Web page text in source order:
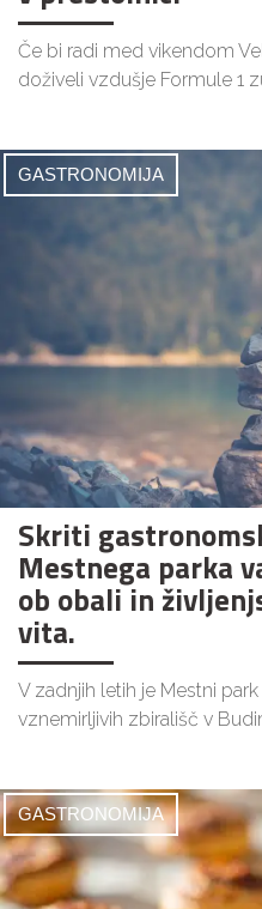
Če bi radi med vikendom
doživeli vzdušje Formule 1
GASTRONOMIJA
Skriti
Mestnega parka
ob obali in
vita.
V zadnjih letih je Mestni
vznemirljivih zbirališč v
GASTRONOMIJA